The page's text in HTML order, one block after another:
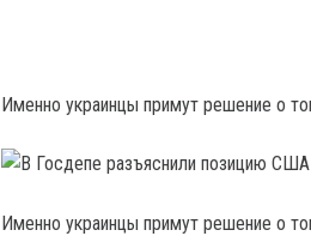
Именно украинцы примут решение о
Именно украинцы примут решение о